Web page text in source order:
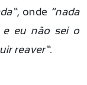
, onde “nada
e eu não sei o
reaver”.